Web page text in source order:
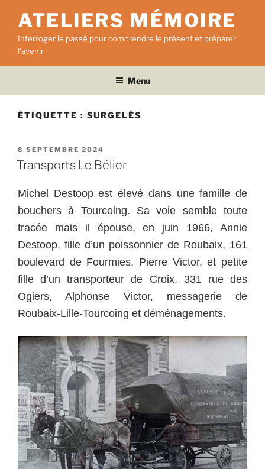
contenu
principal
ATELIERS MÉMOIRE
Interroger le passé pour comprendre le présent et préparer
l'avenir
Menu
ÉTIQUETTE : SURGELÉS
PUBLIÉ
LE
8 SEPTEMBRE 2024
Transports Le Bélier
Michel Destoop est élevé dans une famille de
bouchers à Tourcoing. Sa voie semble toute
tracée mais il épouse, en juin 1966, Annie
Destoop, fille d’un poissonnier de Roubaix, 161
boulevard de Fourmies, Pierre Victor, et petite
fille d’un transporteur de Croix, 331 rue des
Ogiers, Alphonse Victor, messagerie de
Roubaix-Lille-Tourcoing et déménagements.